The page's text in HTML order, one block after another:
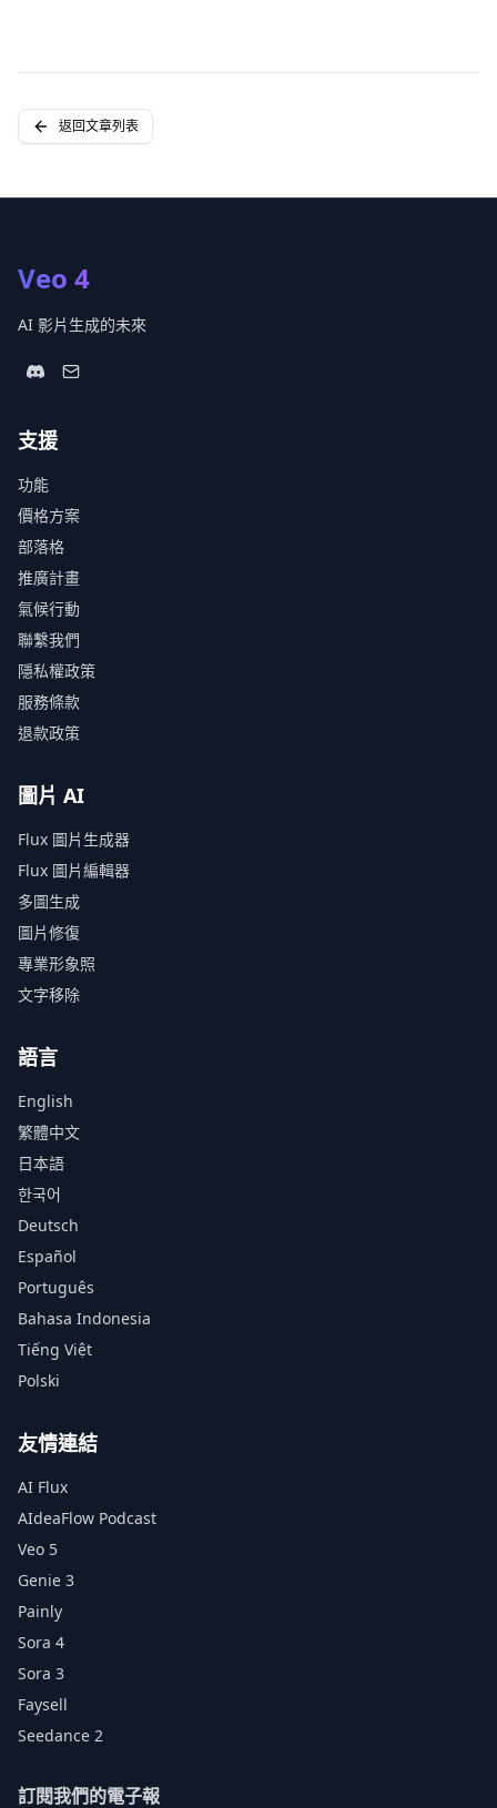
返回文章列表
Veo 4
AI 影片生成的未來
支援
功能
價格方案
部落格
推廣計畫
氣候行動
聯繫我們
隱私權政策
服務條款
退款政策
圖片 AI
Flux 圖片生成器
Flux 圖片編輯器
多圖生成
圖片修復
專業形象照
文字移除
語言
English
繁體中文
日本語
한국어
Deutsch
Español
Português
Bahasa Indonesia
Tiếng Việt
Polski
友情連結
AI Flux
AIdeaFlow Podcast
Veo 5
Genie 3
Painly
Sora 4
Sora 3
Faysell
Seedance 2
訂閱我們的電子報